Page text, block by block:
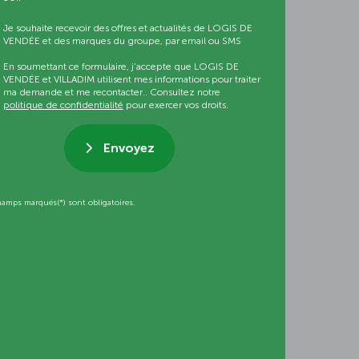
Je souhaite recevoir des offres et actualités de LOGIS DE
VENDÉE et des marques du groupe, par email ou SMS
En soumettant ce formulaire, j’accepte que LOGIS DE
VENDÉE et VILLADIM utilisent mes informations pour traiter
ma demande et me recontacter.. Consultez notre
politique de confidentialité pour exercer vos droits.
Envoyez
marqués(*) sont obligatoires.